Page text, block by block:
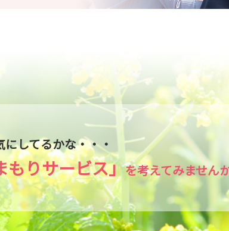
してるかな・・・
もりサービス」を考えてみません